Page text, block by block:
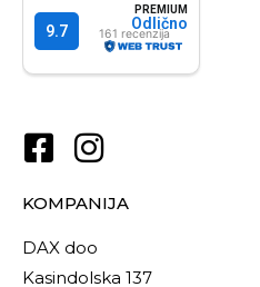
KOMPANIJA
DAX doo
Kasindolska 137